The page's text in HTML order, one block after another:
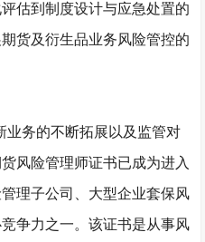
估到制度设计与应急处置的
货及衍生品业务风险管控的
业务的不断拓展以及监管对
风险管理师证书已成为进入
理子公司、大型企业套保风
争力之一。该证书是从事风